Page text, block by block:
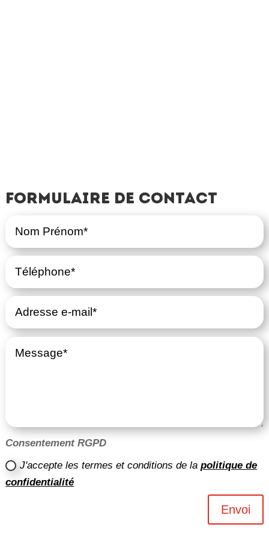
Formulaire de contact
Consentement RGPD
J'accepte les termes et conditions de lapolitique de
confidentialité
Envoi